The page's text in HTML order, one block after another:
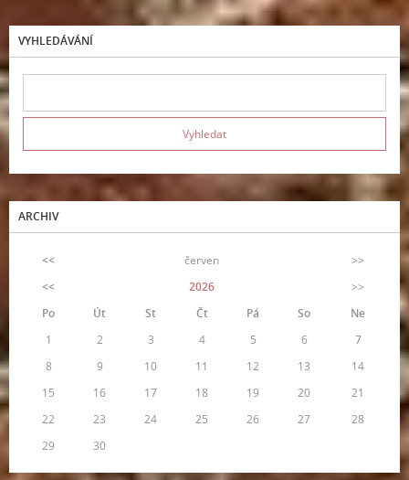
VYHLEDÁVÁNÍ
ARCHIV
<< červen
>>
<<
2026
>>
Po
Út St Čt Pá So
Ne
1
2 3 4 5 6
7
8
9 10 11 12 13
14
15
16 17 18 19 20
21
22
23 24 25 26 27
28
29
30